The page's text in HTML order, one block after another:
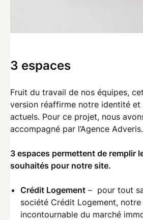
3 espaces
Fruit du travail de nos équipes,
version réaffirme notre identité et
actuels. Pour ce projet, nous
accompagné par l’Agence Adveris.
3 espaces permettent de remplir
souhaités pour notre site.
Crédit Logement – pour tout
société Crédit Logement, notre
incontournable du marché